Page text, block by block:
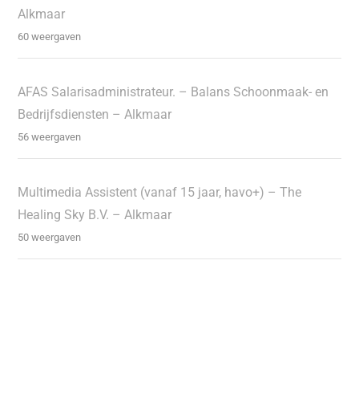
Alkmaar
60 weergaven
AFAS Salarisadministrateur. – Balans Schoonmaak- en
Bedrijfsdiensten – Alkmaar
56 weergaven
Multimedia Assistent (vanaf 15 jaar, havo+) – The
Healing Sky B.V. – Alkmaar
50 weergaven